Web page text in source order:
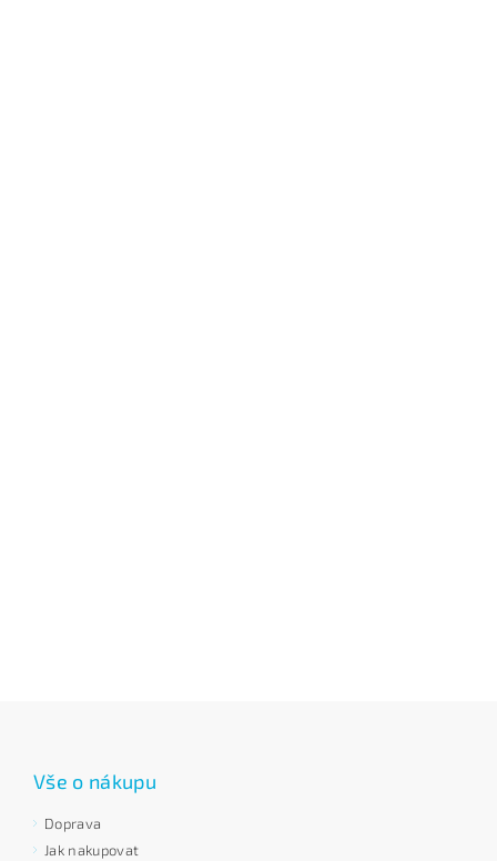
Vše o nákupu
Doprava
Jak nakupovat